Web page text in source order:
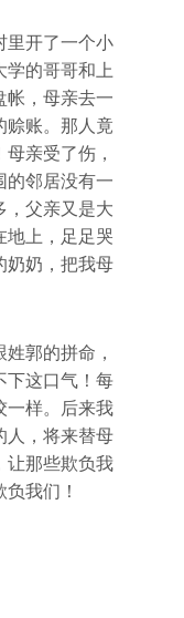
里开了一个小
学的哥哥和上
帐，母亲去一
赊账。那人竟
亲受了伤，
的邻居没有一
，父亲又是大
地上，足足哭
奶奶，把我母
郭的拼命，
下这口气！每
一样。后来我
人，将来替母
让那些欺负我
我们！